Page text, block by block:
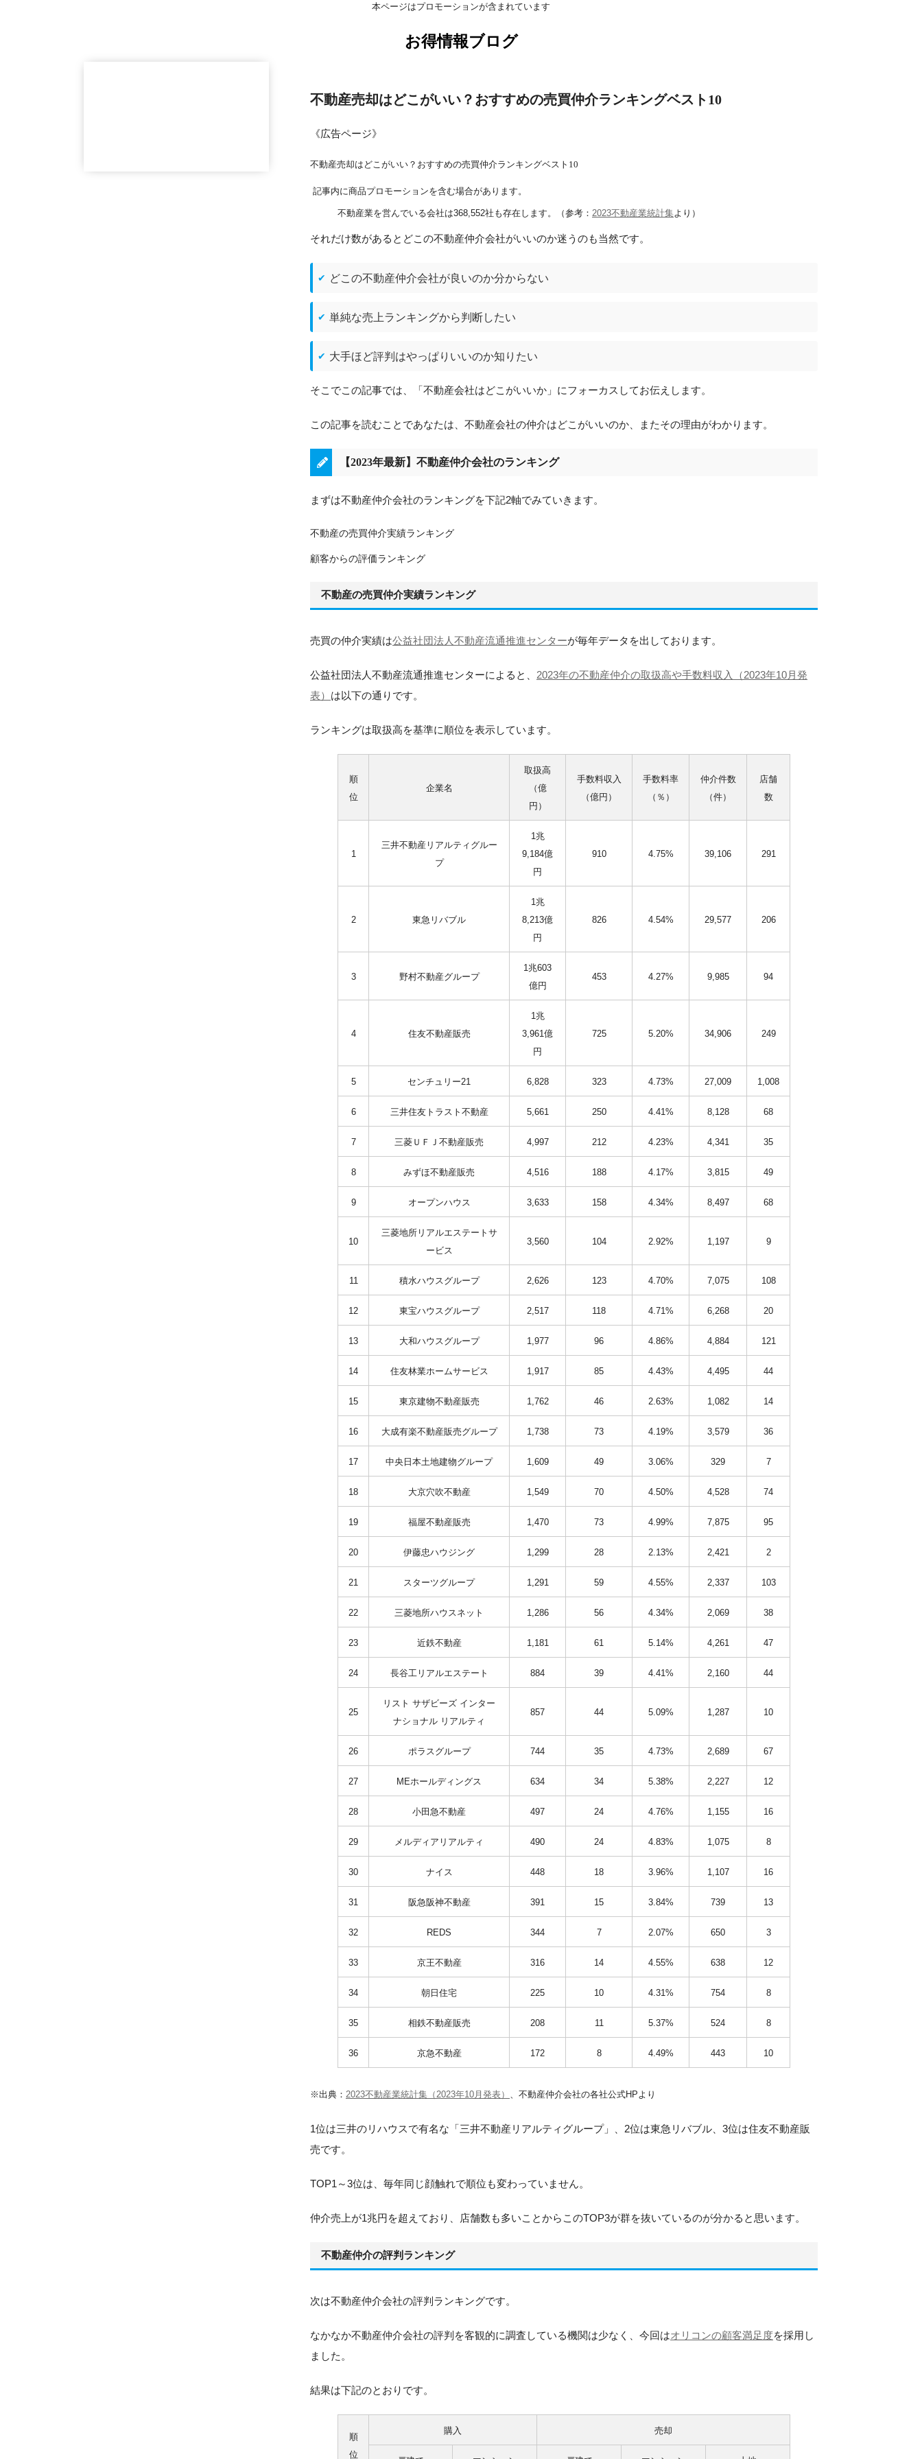
本ページはプロモーションが含まれています
お得情報ブログ
不動産売却はどこがいい？おすすめの売買仲介ランキングベスト10
《広告ページ》
不動産売却はどこがいい？おすすめの売買仲介ランキングベスト10
記事内に商品プロモーションを含む場合があります。
不動産業を営んでいる会社は368,552社も存在します。（参考： 2023不動産業統計集より）
それだけ数があるとどこの不動産仲介会社がいいのか迷うのも当然です。
どこの不動産仲介会社が良いのか分からない
単純な売上ランキングから判断したい
大手ほど評判はやっぱりいいのか知りたい
そこでこの記事では、「不動産会社はどこがいいか」にフォーカスしてお伝えします。
この記事を読むことであなたは、不動産会社の仲介はどこがいいのか、またその理由がわかります。
【2023年最新】不動産仲介会社のランキング
まずは不動産仲介会社のランキングを下記2軸でみていきます。
不動産の売買仲介実績ランキング
顧客からの評価ランキング
不動産の売買仲介実績ランキング
売買の仲介実績は公益社団法人不動産流通推進センターが毎年データを出しております。
公益社団法人不動産流通推進センターによると、 2023年の不動産仲介の取扱高や手数料収入（2023年10月発
表） は以下の通りです。
ランキングは取扱高を基準に順位を表示しています。
順
位
企業名
取扱高
（億
円）
手数料収入
（億円）
手数料率
（％）
仲介件数
（件）
店舗
数
1
三井不動産リアルティグルー
プ
1兆
9,184億
円
910 4.75% 39,106 291
2 東急リバブル
1兆
8,213億
円
826 4.54% 29,577 206
3 野村不動産グループ
1兆603
億円
453 4.27% 9,985 94
4 住友不動産販売
1兆
3,961億
円
725 5.20% 34,906 249
5 センチュリー21 6,828 323 4.73% 27,009 1,008
6 三井住友トラスト不動産 5,661 250 4.41% 8,128 68
7 三菱ＵＦＪ不動産販売 4,997 212 4.23% 4,341 35
8 みずほ不動産販売 4,516 188 4.17% 3,815 49
9 オープンハウス 3,633 158 4.34% 8,497 68
10
三菱地所リアルエステートサ
ービス
3,560 104 2.92% 1,197 9
11 積水ハウスグループ 2,626 123 4.70% 7,075 108
12 東宝ハウスグループ 2,517 118 4.71% 6,268 20
13 大和ハウスグループ 1,977 96 4.86% 4,884 121
14 住友林業ホームサービス 1,917 85 4.43% 4,495 44
15 東京建物不動産販売 1,762 46 2.63% 1,082 14
16 大成有楽不動産販売グループ 1,738 73 4.19% 3,579 36
17 中央日本土地建物グループ 1,609 49 3.06% 329 7
18 大京穴吹不動産 1,549 70 4.50% 4,528 74
19 福屋不動産販売 1,470 73 4.99% 7,875 95
20 伊藤忠ハウジング 1,299 28 2.13% 2,421 2
21 スターツグループ 1,291 59 4.55% 2,337 103
22 三菱地所ハウスネット 1,286 56 4.34% 2,069 38
23 近鉄不動産 1,181 61 5.14% 4,261 47
24 長谷工リアルエステート 884 39 4.41% 2,160 44
25
リスト サザビーズ インター
ナショナル リアルティ
857 44 5.09% 1,287 10
26 ポラスグループ 744 35 4.73% 2,689 67
27 MEホールディングス 634 34 5.38% 2,227 12
28 小田急不動産 497 24 4.76% 1,155 16
29 メルディアリアルティ 490 24 4.83% 1,075 8
30 ナイス 448 18 3.96% 1,107 16
31 阪急阪神不動産 391 15 3.84% 739 13
32 REDS 344 7 2.07% 650 3
33 京王不動産 316 14 4.55% 638 12
34 朝日住宅 225 10 4.31% 754 8
35 相鉄不動産販売 208 11 5.37% 524 8
36 京急不動産 172 8 4.49% 443 10
※出典： 2023不動産業統計集（2023年10月発表） 、不動産仲介会社の各社公式HPより
1位は三井のリハウスで有名な「三井不動産リアルティグループ」、2位は東急リバブル、3位は住友不動産販
売です。
TOP1～3位は、毎年同じ顔触れで順位も変わっていません。
仲介売上が1兆円を超えており、店舗数も多いことからこのTOP3が群を抜いているのが分かると思います。
不動産仲介の評判ランキング
次は不動産仲介会社の評判ランキングです。
なかなか不動産仲介会社の評判を客観的に調査している機関は少なく、今回はオリコンの顧客満足度を採用し
ました。
結果は下記のとおりです。
順
位
購入 売却